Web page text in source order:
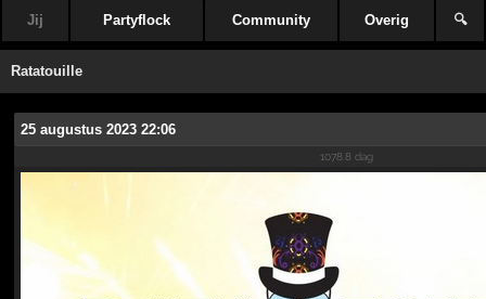
Jij Partyflock Community Overig 🔍
Ratatouille
25 augustus 2023 22:06
1078.8 dag